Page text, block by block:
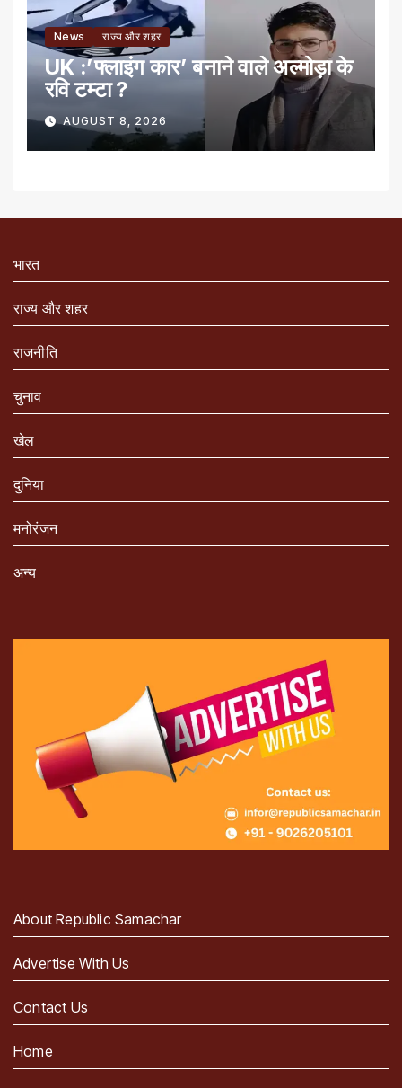
News राज्य और शहर
UK :’फ्लाइंग कार’ बनाने वाले अल्मोड़ा के
रवि टम्टा ?
AUGUST 8, 2026
भारत
राज्य और शहर
राजनीति
चुनाव
खेल
दुनिया
मनोरंजन
अन्य
About Republic Samachar
Advertise With Us
Contact Us
Home